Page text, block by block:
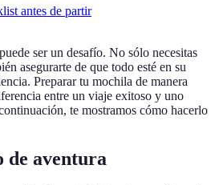
antes de partir
ser un desafío. No sólo necesitas
asegurarte de que todo esté en su
Preparar tu mochila de manera
entre un viaje exitoso y uno
te mostramos cómo hacerlo
de aventura